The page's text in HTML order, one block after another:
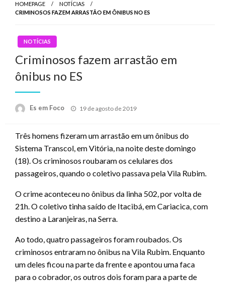
HOMEPAGE
NOTÍCIAS
CRIMINOSOS FAZEM ARRASTÃO EM ÔNIBUS NO ES
NOTÍCIAS
Criminosos fazem arrastão em
ônibus no ES
Es em Foco
Posted
19 de agosto de 2019
Três homens fizeram um arrastão em um ônibus do
Sistema Transcol, em Vitória, na noite deste domingo
(18). Os criminosos roubaram os celulares dos
passageiros, quando o coletivo passava pela Vila Rubim.
O crime aconteceu no ônibus da linha 502, por volta de
21h. O coletivo tinha saído de Itacibá, em Cariacica, com
destino a Laranjeiras, na Serra.
Ao todo, quatro passageiros foram roubados. Os
criminosos entraram no ônibus na Vila Rubim. Enquanto
um deles ficou na parte da frente e apontou uma faca
para o cobrador, os outros dois foram para a parte de